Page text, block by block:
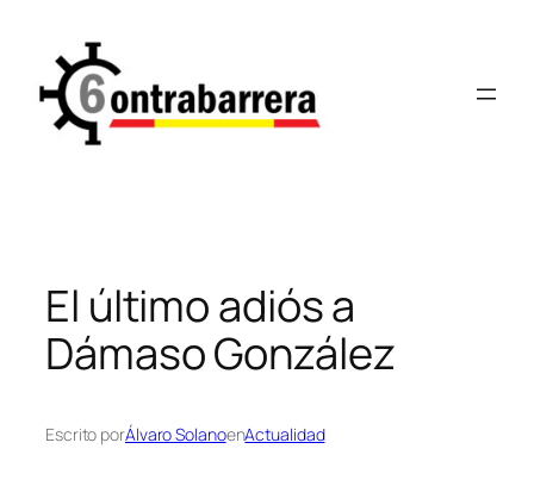
contenido
El último adiós a
Dámaso González
Escrito porÁlvaro SolanoenActualidad